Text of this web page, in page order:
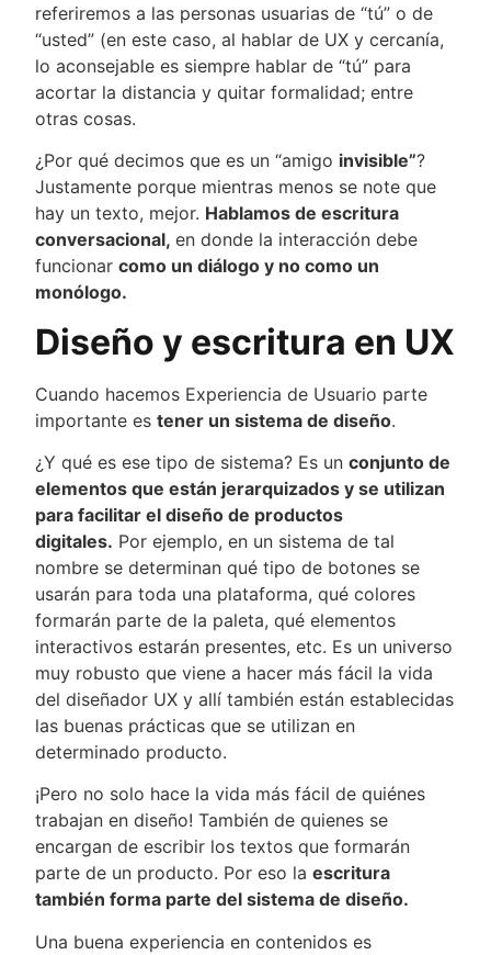
referiremos a las personas usuarias de “tú” o de
“usted” (en este caso, al hablar de UX y cercanía,
lo aconsejable es siempre hablar de “tú” para
acortar la distancia y quitar formalidad; entre
otras cosas.
¿Por qué decimos que es un “amigo invisible”?
Justamente porque mientras menos se note que
hay un texto, mejor. Hablamos de escritura
conversacional, en donde la interacción debe
funcionar como un diálogo y no como un
monólogo.
Diseño y escritura en UX
Cuando hacemos Experiencia de Usuario parte
importante es tener un sistema de diseño.
¿Y qué es ese tipo de sistema? Es un conjunto de
elementos que están jerarquizados y se utilizan
para facilitar el diseño de productos
digitales. Por ejemplo, en un sistema de tal
nombre se determinan qué tipo de botones se
usarán para toda una plataforma, qué colores
formarán parte de la paleta, qué elementos
interactivos estarán presentes, etc. Es un universo
muy robusto que viene a hacer más fácil la vida
del diseñador UX y allí también están establecidas
las buenas prácticas que se utilizan en
determinado producto.
¡Pero no solo hace la vida más fácil de quiénes
trabajan en diseño! También de quienes se
encargan de escribir los textos que formarán
parte de un producto. Por eso la escritura
también forma parte del sistema de diseño.
Una buena experiencia en contenidos es